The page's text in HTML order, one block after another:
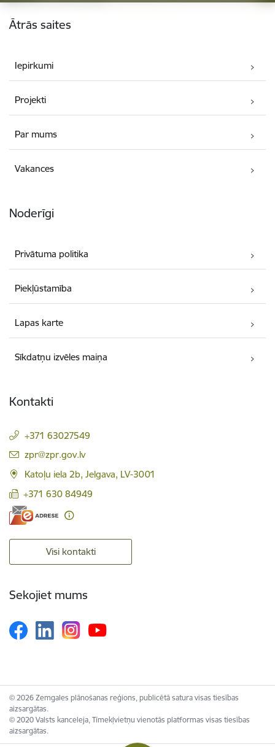
Kājene
Ātrās saites
Iepirkumi
Projekti
Par mums
Vakances
Noderīgi
Privātuma politika
Piekļūstamība
Lapas karte
Sīkdatņu izvēles maiņa
Kontakti
+371 63027549
E-pasts:
zpr@zpr.gov.lv
Katoļu iela 2b, Jelgava, LV-3001
+371 630 84949
Visi kontakti
Sekojiet mums
© 2026 Zemgales plānošanas reģions, publicētā satura visas tiesības
aizsargātas.
© 2020 Valsts kanceleja, Tīmekļvietņu vienotās platformas visas tiesības
aizsargātas.